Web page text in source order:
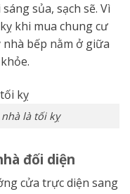
sủa, sạch sẽ. Vì
khi mua chung cư
bếp nằm ở giữa
là tối kỵ
đối diện
cửa trực diện sang